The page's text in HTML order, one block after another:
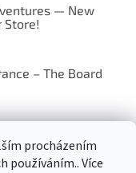
procházením
používáním.. Více
— New
Store!
– The Board